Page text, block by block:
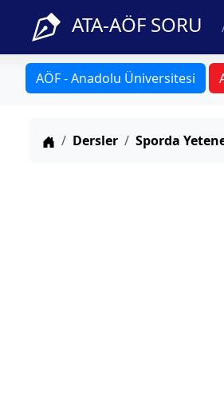
ATA-AÖF SORU
AÖF - Anadolu Üniversitesi
Anasayfa
Dersler Sporda